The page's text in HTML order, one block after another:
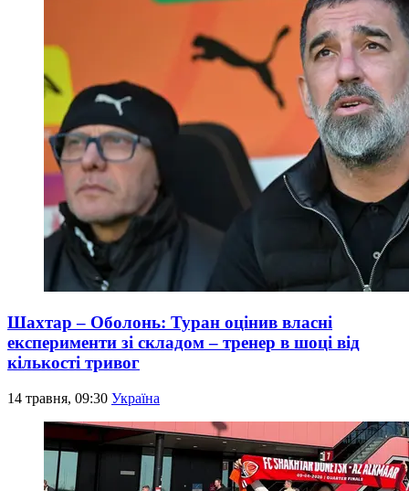
Шахтар – Оболонь: Туран оцінив власні
експерименти зі складом – тренер в шоці від
кількості тривог
14 травня, 09:30 Україна